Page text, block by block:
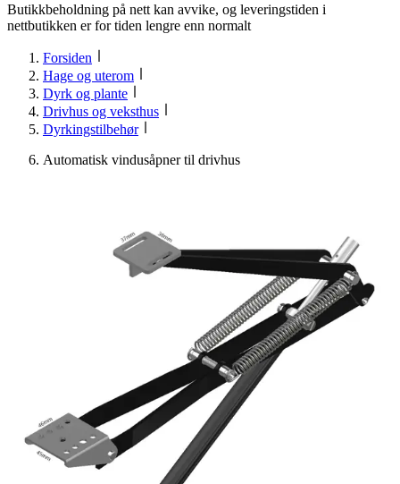
Butikkbeholdning på nett kan avvike, og leveringstiden i
nettbutikken er for tiden lengre enn normalt
Forsiden
Hage og uterom
Dyrk og plante
Drivhus og veksthus
Dyrkingstilbehør
Automatisk vindusåpner til drivhus